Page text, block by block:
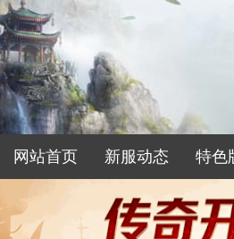
网站首页 新服动态 特色